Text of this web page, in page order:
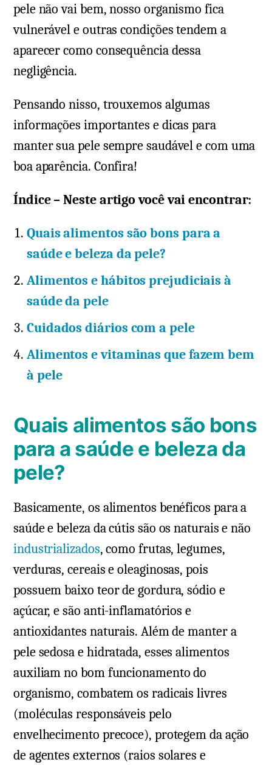
pele não vai bem, nosso organismo fica
vulnerável e outras condições tendem a
aparecer como consequência dessa
negligência.
Pensando nisso, trouxemos algumas
informações importantes e dicas para
manter sua pele sempre saudável e com uma
boa aparência. Confira!
Índice – Neste artigo você vai encontrar:
Quais alimentos são bons para a
saúde e beleza da pele?
Alimentos e hábitos prejudiciais à
saúde da pele
Cuidados diários com a pele
Alimentos e vitaminas que fazem bem
à pele
Quais alimentos são bons
para a saúde e beleza da
pele?
Basicamente, os alimentos benéficos para a
saúde e beleza da cútis são os naturais e não
industrializados, como frutas, legumes,
verduras, cereais e oleaginosas, pois
possuem baixo teor de gordura, sódio e
açúcar, e são anti-inflamatórios e
antioxidantes naturais. Além de manter a
pele sedosa e hidratada, esses alimentos
auxiliam no bom funcionamento do
organismo, combatem os radicais livres
(moléculas responsáveis pelo
envelhecimento precoce), protegem da ação
de agentes externos (raios solares e